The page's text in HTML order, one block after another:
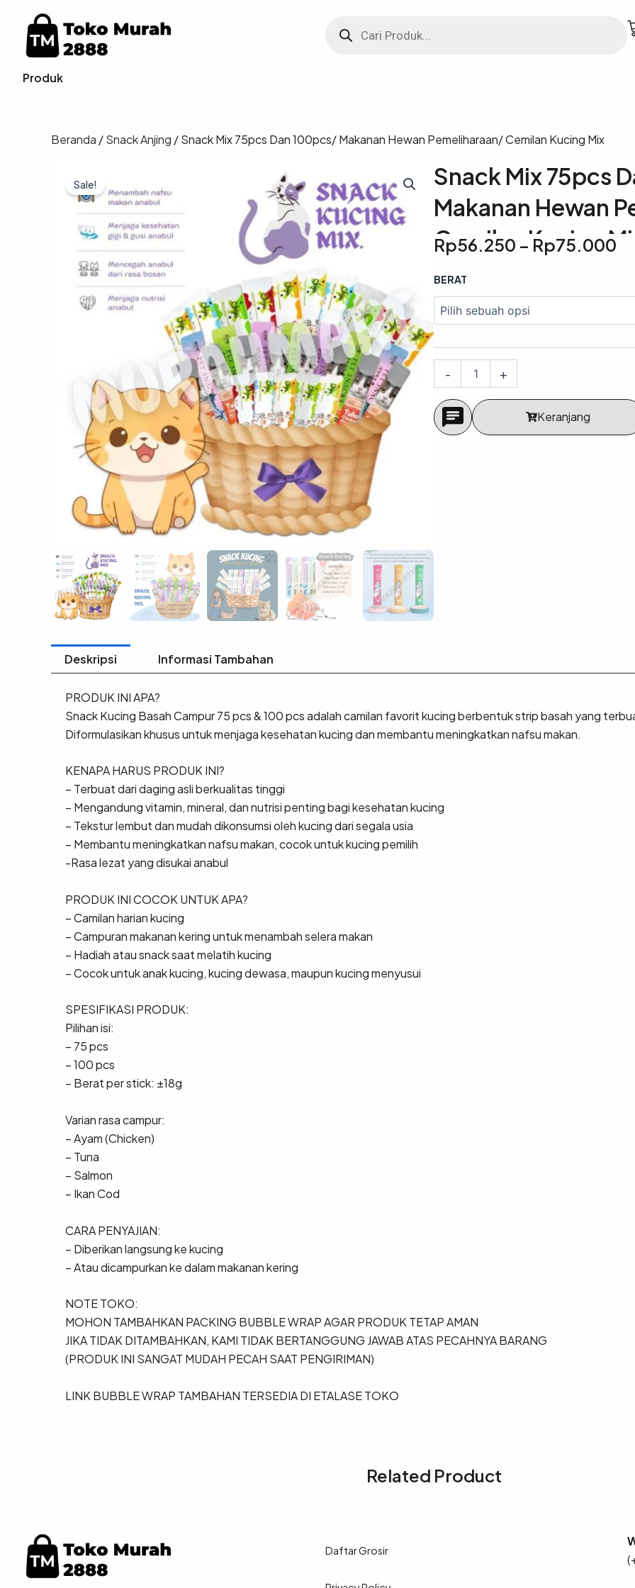
konten
search
Produk
Beranda /Snack Anjing / Snack Mix 75pcs Dan 100pcs/ Makanan Hewan Pemeliharaan/ Cemilan Kucing Mix
Sale!
Snack Mix 75pcs
Makanan Hewan
Cemilan Kucing Mix
Rp56.250 – Rp75.000
BERAT
-
Kuantitas
75pcs
Dan
100pcs/
Makanan
Hewan
Pemeliharaan/
Cemilan
Kucing
Mix
+
Keranjang
Deskripsi Informasi Tambahan
PRODUK INI APA?
Snack Kucing Basah Campur 75 pcs & 100 pcs adalah camilan favorit kucing berbentuk strip basah yang
Diformulasikan khusus untuk menjaga kesehatan kucing dan membantu meningkatkan nafsu makan.
KENAPA HARUS PRODUK INI?
– Terbuat dari daging asli berkualitas tinggi
– Mengandung vitamin, mineral, dan nutrisi penting bagi kesehatan kucing
– Tekstur lembut dan mudah dikonsumsi oleh kucing dari segala usia
– Membantu meningkatkan nafsu makan, cocok untuk kucing pemilih
-Rasa lezat yang disukai anabul
PRODUK INI COCOK UNTUK APA?
– Camilan harian kucing
– Campuran makanan kering untuk menambah selera makan
– Hadiah atau snack saat melatih kucing
– Cocok untuk anak kucing, kucing dewasa, maupun kucing menyusui
SPESIFIKASI PRODUK:
Pilihan isi:
– 75 pcs
– 100 pcs
– Berat per stick: ±18g
Varian rasa campur:
– Ayam (Chicken)
– Tuna
– Salmon
– Ikan Cod
CARA PENYAJIAN:
– Diberikan langsung ke kucing
– Atau dicampurkan ke dalam makanan kering
NOTE TOKO:
MOHON TAMBAHKAN PACKING BUBBLE WRAP AGAR PRODUK TETAP AMAN
JIKA TIDAK DITAMBAHKAN, KAMI TIDAK BERTANGGUNG JAWAB ATAS PECAHNYA BARANG
(PRODUK INI SANGAT MUDAH PECAH SAAT PENGIRIMAN)
LINK BUBBLE WRAP TAMBAHAN TERSEDIA DI ETALASE TOKO
Related Product
Daftar Grosir